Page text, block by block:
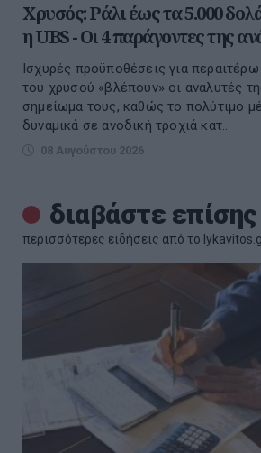
Χρυσός: Ράλι έως τα 5.000
η UBS - Οι 4 παράγοντες της
Ισχυρές προϋποθέσεις για
του χρυσού «βλέπουν» οι αναλυτές
σημείωμα τους, καθώς το πολύτιμο
δυναμικά σε ανοδική τροχιά κατ...
08 Αυγούστου 2026
διαβάστε επίσης
περισσότερες ειδήσεις από το